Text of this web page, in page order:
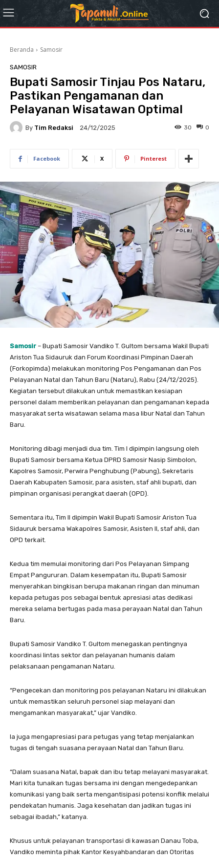
Beranda Samosir
SAMOSIR
Bupati Samosir Tinjau Pos Nataru,
Pastikan Pengamanan dan
Pelayanan Wisatawan Optimal
By Tim Redaksi 24/12/2025 0
30
Facebook X Pinterest
Samosir – Bupati Samosir Vandiko T. Gultom bersama Wakil Bupati
Ariston Tua Sidauruk dan Forum Koordinasi Pimpinan Daerah
(Forkopimda) melakukan monitoring Pos Pengamanan dan Pos
Pelayanan Natal dan Tahun Baru (Nataru), Rabu (24/12/2025).
Kegiatan tersebut dilakukan untuk memastikan kesiapan
personel dalam memberikan pelayanan dan pengamanan kepada
masyarakat serta wisatawan selama masa libur Natal dan Tahun
Baru.
Monitoring dibagi menjadi dua tim. Tim I dipimpin langsung oleh
Bupati Samosir bersama Ketua DPRD Samosir Nasip Simbolon,
Kapolres Samosir, Perwira Penghubung (Pabung), Sekretaris
Daerah Kabupaten Samosir, para asisten, staf ahli bupati, dan
pimpinan organisasi perangkat daerah (OPD).
Sementara itu, Tim II dipimpin Wakil Bupati Samosir Ariston Tua
Sidauruk bersama Wakapolres Samosir, Asisten II, staf ahli, dan
OPD terkait.
Kedua tim memulai monitoring dari Pos Pelayanan Simpang
Empat Pangururan. Dalam kesempatan itu, Bupati Samosir
menyerahkan bingkisan berupa makanan ringan dan minuman
kepada petugas pos sebagai bentuk apresiasi atas dedikasi
mereka selama bertugas pada masa perayaan Natal dan Tahun
Baru.
Bupati Samosir Vandiko T. Gultom menegaskan pentingnya
koordinasi lintas sektor dan pelayanan humanis dalam
pelaksanaan pengamanan Nataru.
“Pengecekan dan monitoring pos pelayanan Nataru ini dilakukan
untuk memastikan seluruh personel siap melayani dan
mengamankan masyarakat,” ujar Vandiko.
Ia juga mengapresiasi para petugas yang tetap menjalankan
tugas di tengah suasana perayaan Natal dan Tahun Baru.
“Dalam suasana Natal, bapak dan ibu tetap melayani masyarakat.
Mari kita tunaikan tugas bersama ini dengan mengedepankan
komunikasi yang baik serta mengantisipasi potensi konflik melalui
pendekatan humanis. Jaga kesehatan dan jadikan tugas ini
sebagai ibadah,” katanya.
Khusus untuk pelayanan transportasi di kawasan Danau Toba,
Vandiko meminta pihak Kantor Kesyahbandaran dan Otoritas